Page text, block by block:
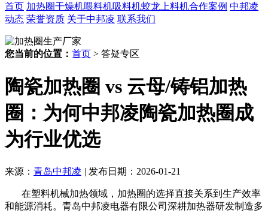
首页 加热圈干燥机喂料机吸料机蛟龙上料机合作案例 中邦凌
动态 荣誉资质 关于中邦凌 联系我们
您当前的位置： 首页 > 答疑专区
陶瓷加热圈 vs 云母/铸铝加热
圈：为何中邦凌陶瓷加热圈成
为行业优选
来源： 青岛中邦凌 | 发布日期：2026-01-21
在塑料机械加热领域，加热圈的选择直接关系到生产效率
和能源消耗。青岛中邦凌电器有限公司深耕加热器研发制造多